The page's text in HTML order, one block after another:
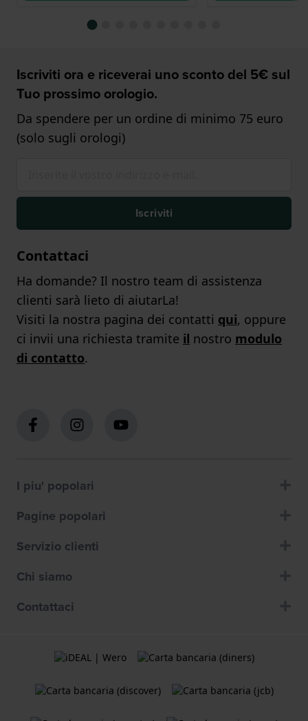
Iscriviti ora e riceverai uno sconto del 5€ sul
Tuo prossimo orologio.
Da spendere per un ordine di minimo 75 euro
(solo sugli orologi)
Iscriviti
Contattaci
Ha domande? Il nostro team di assistenza
clienti sarà lieto di aiutarLa!
Visiti la nostra pagina dei contatti qui, oppure
ci invii una richiesta tramite il nostro modulo
di contatto.
I piu' popolari
Pagine popolari
Servizio clienti
Chi siamo
Contattaci